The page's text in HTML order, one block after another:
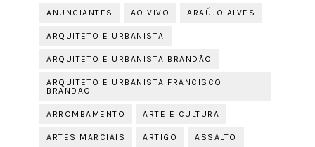
ANUNCIANTES AO VIVO ARAÚJO ALVES
ARQUITETO E URBANISTA
ARQUITETO E URBANISTA BRANDÃO
ARQUITETO E URBANISTA FRANCISCO
BRANDÃO
ARROMBAMENTO ARTE E CULTURA
ARTES MARCIAIS ARTIGO ASSALTO